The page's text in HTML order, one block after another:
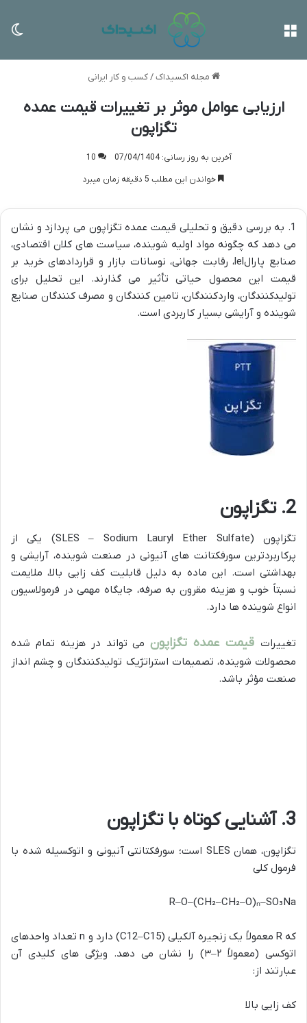
مجله اکسیداک / کسب و کار ایرانی
ارزیابی عوامل موثر بر تغییرات قیمت عمده
تگزاپون
آخرین به روز رسانی: 07/04/1404
10
خواندن این مطلب 5 دقیقه زمان میبرد
1. به بررسی دقیق و تحلیلی قیمت عمده تگزاپون می پردازد و نشان
می دهد که چگونه مواد اولیه شوینده، سیاست های کلان اقتصادی،
صنایع پارالlel، رقابت جهانی، نوسانات بازار و قراردادهای خرید بر
قیمت این محصول حیاتی تأثیر می گذارند. این تحلیل برای
تولیدکنندگان، واردکنندگان، تامین کنندگان و مصرف کنندگان صنایع
شوینده و آرایشی بسیار کاربردی است.
2. تگزاپون
تگزاپون (SLES – Sodium Lauryl Ether Sulfate) یکی از
پرکاربردترین سورفکتانت های آنیونی در صنعت شوینده، آرایشی و
بهداشتی است. این ماده به دلیل قابلیت کف زایی بالا، ملایمت
نسبتاً خوب و هزینه مقرون به صرفه، جایگاه مهمی در فرمولاسیون
انواع شوینده ها دارد.
تغییرات قیمت عمده تگزاپونمی تواند در هزینه تمام شده
محصولات شوینده، تصمیمات استراتژیک تولیدکنندگان و چشم انداز
صنعت مؤثر باشد.
3. آشنایی کوتاه با تگزاپون
تگزاپون، همان SLES است؛ سورفکتانتی آنیونی و اتوکسیله شده با
فرمول کلی
R–O–(CH₂–CH₂–O)ₙ–SO₃Na
که R معمولاً یک زنجیره آلکیلی (C12–C15) دارد و n تعداد واحدهای
اتوکسی (معمولاً ۲–۳) را نشان می دهد. ویژگی های کلیدی آن
عبارتند از:
کف زایی بالا